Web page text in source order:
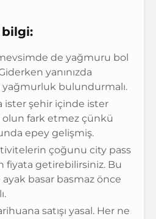
de yağmuru bol
yanınızda
yağmurluk bulundurmalı.
ister şehir içinde ister
olun fark etmez çünkü
epey gelişmiş.
çoğunu city pass
fiyata getirebilirsiniz. Bu
basar basmaz önce
satışı yasal. Her ne